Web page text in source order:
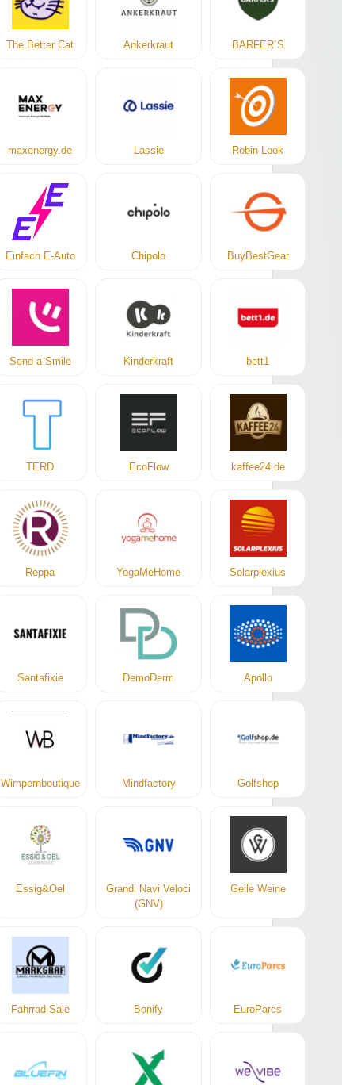
The Better Cat Ankerkraut BARFER´S
maxenergy.de Lassie Robin Look
Einfach E-Auto Chipolo BuyBestGear
Send a Smile Kinderkraft bett1
TERD EcoFlow kaffee24.de
Reppa YogaMeHome Solarplexius
Santafixie DemoDerm Apollo
Wimpernboutique Mindfactory Golfshop
Essig&Oel
Grandi Navi Veloci
(GNV)
Geile Weine
Fahrrad-Sale Bonify EuroParcs